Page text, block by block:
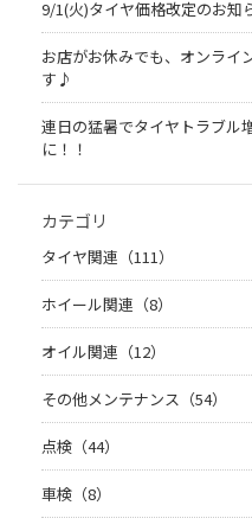
9/1(火)タイヤ価格改定のお知
お店がお休みでも、オンライ
す♪
連日の猛暑でタイヤトラブル
に！！
カテゴリ
タイヤ関連（111）
ホイール関連（8）
オイル関連（12）
その他メンテナンス（54）
点検（44）
車検（8）